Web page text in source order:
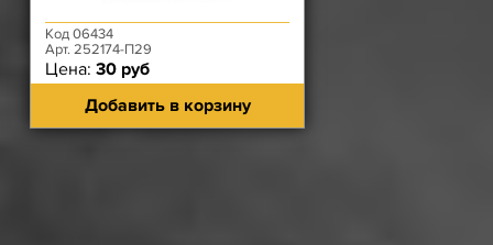
Код 06434
Арт. 252174-П29
Цена: 30 руб
Добавить в корзину